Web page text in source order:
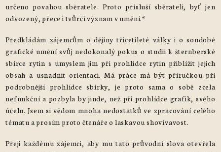
určeno povahou sběratele. Proto přísluší sběrateli, byť jen
odvozený, přece i tvůrčí význam v umění.“
Předkládám zájemcům o dějiny třicetileté války i o soudobé
grafické umění svůj nedokonalý pokus o studii k šternberské
sbírce rytin s úmyslem jim při prohlídce rytin přiblížit jejich
obsah a usnadnit orientaci. Má práce má být příručkou při
podrobnější prohlídce sbírky, je proto sama o sobě zcela
nefunkční a pozbyla by jinde, než při prohlídce grafik, svého
účelu. Jsem si vědom mnoha nedostatků ve zpracování celého
tématu a prosím proto čtenáře o laskavou shovívavost.
Přeji každému zájemci, aby mu tato průvodní slova otevřela